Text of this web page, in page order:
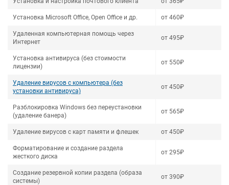
Установка Microsoft Office, Open Office и др. от 460₽
Удаленная компьютерная помощь через
Интернет
от 495₽
Установка антивируса (без стоимости
лицензии)
от 550₽
Удаление вирусов с компьютера (без
установки антивируса)
от 450₽
Разблокировка Windows без переустановки
(удаление банера)
от 565₽
Удаление вирусов с карт памяти и флешек от 450₽
Форматирование и создание раздела
жесткого диска
от 295₽
Создание резервной копии раздела (образа
системы)
от 390₽